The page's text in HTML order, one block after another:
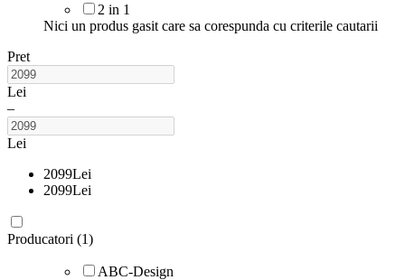
2 in 1
Nici un produs gasit care sa corespunda cu criterile cautarii
Pret
Lei
–
Lei
2099Lei
2099Lei
Producatori (1)
ABC-Design